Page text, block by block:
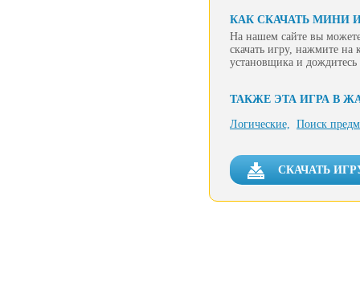
КАК СКАЧАТЬ МИНИ
На нашем сайте вы
скачать игру, нажмите на
установщика и
ТАКЖЕ ЭТА ИГРА В
Логические, Поиск
СКАЧАТЬ